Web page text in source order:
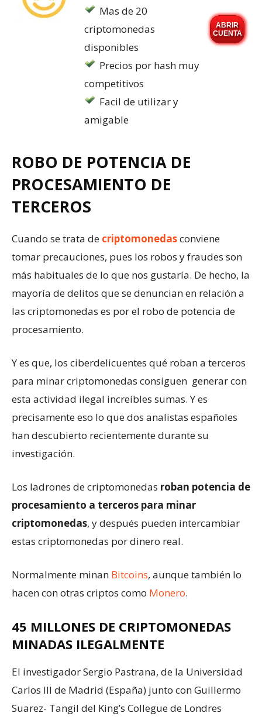
Mas de 20
criptomonedas
disponibles
Precios por hash muy
competitivos
Facil de utilizar y
amigable
ABRIR
CUENTA
ROBO DE POTENCIA DE
PROCESAMIENTO DE
TERCEROS
Cuando se trata de criptomonedasconviene
tomar precauciones, pues los robos y fraudes son
más habituales de lo que nos gustaría. De hecho, la
mayoría de delitos que se denuncian en relación a
las criptomonedas es por el robo de potencia de
procesamiento.
Y es que, los ciberdelicuentes qué roban a terceros
para minar criptomonedas consiguen generar con
esta actividad ilegal increíbles sumas. Y es
precisamente eso lo que dos analistas españoles
han descubierto recientemente durante su
investigación.
Los ladrones de criptomonedas roban potencia de
procesamiento a terceros para minar
criptomonedas, y después pueden intercambiar
estas criptomonedas por dinero real.
Normalmente minan Bitcoins, aunque también lo
hacen con otras criptos como Monero.
45 MILLONES DE CRIPTOMONEDAS
MINADAS ILEGALMENTE
El investigador Sergio Pastrana, de la Universidad
Carlos III de Madrid (España) junto con Guillermo
Suarez- Tangil del King’s Collegue de Londres